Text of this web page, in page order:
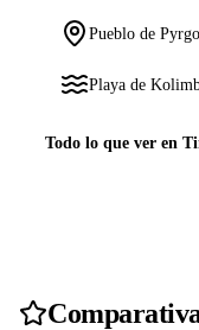
Pueblo de
Playa de
Todo lo que ver en